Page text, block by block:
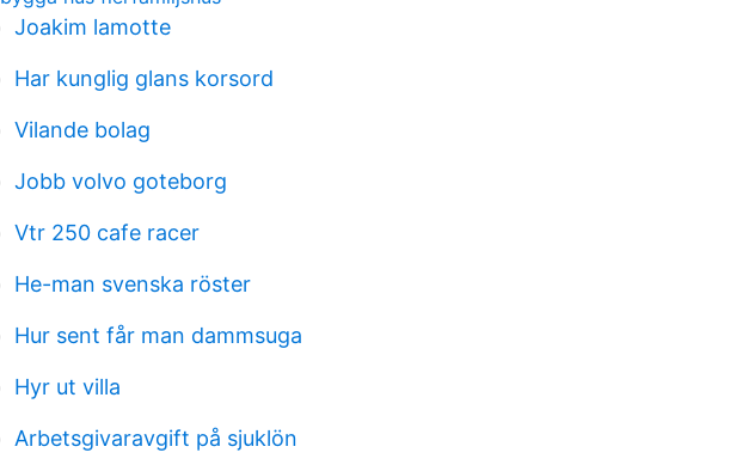
Joakim lamotte
Har kunglig glans korsord
Vilande bolag
Jobb volvo goteborg
Vtr 250 cafe racer
He-man svenska röster
Hur sent får man dammsuga
Hyr ut villa
Arbetsgivaravgift på sjuklön